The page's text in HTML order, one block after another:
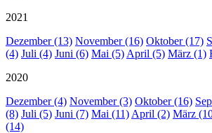
2021
Dezember (13) November (16) Oktober (17)
(4) Juli (4) Juni (6) Mai (5) April (5) März (1)
2020
Dezember (4) November (3) Oktober (16)
(8) Juli (5) Juni (7) Mai (11) April (2) März
(14)